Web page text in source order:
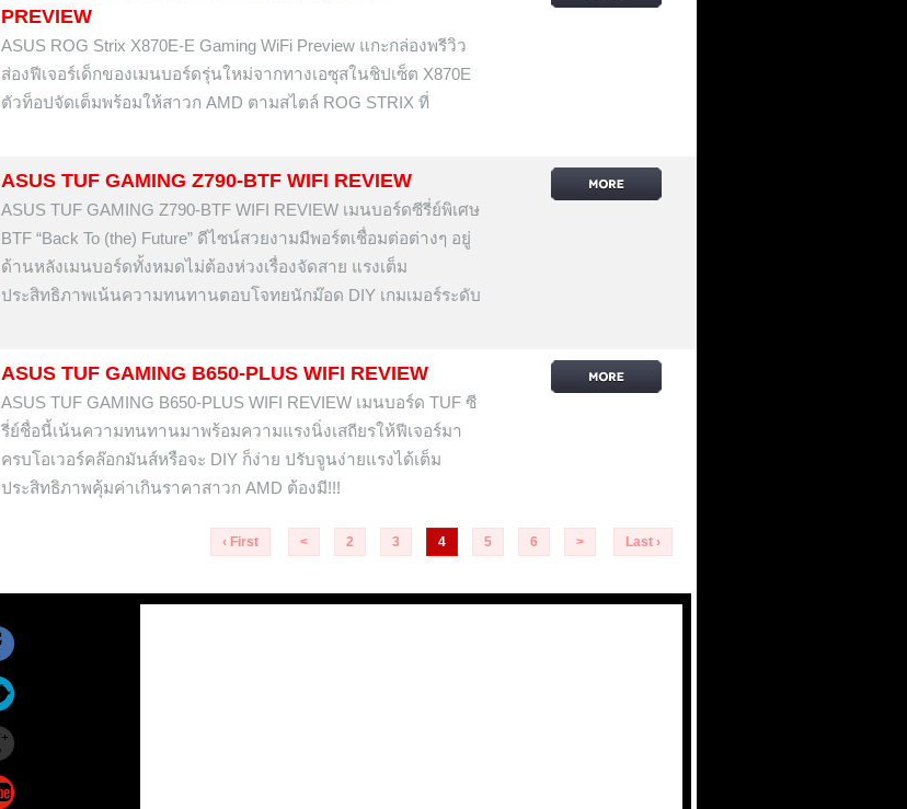
PREVIEW
ASUS ROG Strix X870E-E Gaming WiFi Preview แกะกล่องพรีวิว
ส่องฟีเจอร์เด็กของเมนบอร์ดรุ่นใหม่จากทางเอซุสในชิปเซ็ต X870E
ตัวท็อปจัดเต็มพร้อมให้สาวก AMD ตามสไตล์ ROG STRIX ที่
ASUS TUF GAMING Z790-BTF WIFI REVIEW
ASUS TUF GAMING Z790-BTF WIFI REVIEW เมนบอร์ดซีรี่ย์พิเศษ
BTF “Back To (the) Future” ดีไซน์สวยงามมีพอร์ตเชื่อมต่อต่างๆ อยู่
ด้านหลังเมนบอร์ดทั้งหมดไม่ต้องห่วงเรื่องจัดสาย แรงเต็ม
ประสิทธิภาพเน้นความทนทานตอบโจทยนักม๊อด DIY เกมเมอร์ระดับ
ASUS TUF GAMING B650-PLUS WIFI REVIEW
ASUS TUF GAMING B650-PLUS WIFI REVIEW เมนบอร์ด TUF ซี
รี่ย์ชื่อนี้เน้นความทนทานมาพร้อมความแรงนิ่งเสถียรให้ฟีเจอร์มา
ครบโอเวอร์คล๊อกมันส์หรือจะ DIY ก็ง่าย ปรับจูนง่ายแรงได้เต็ม
ประสิทธิภาพคุ้มค่าเกินราคาสาวก AMD ต้องมี!!!
‹ First < 2 3 4 5 6 > Last ›